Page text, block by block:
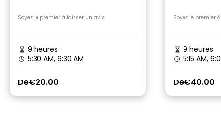
Soyez le premier à laisser un avis
9 heures
5:30 AM, 6:30 AM
De€20.00
Soyez le premier
9 heures
5:15 AM,
De€40.00